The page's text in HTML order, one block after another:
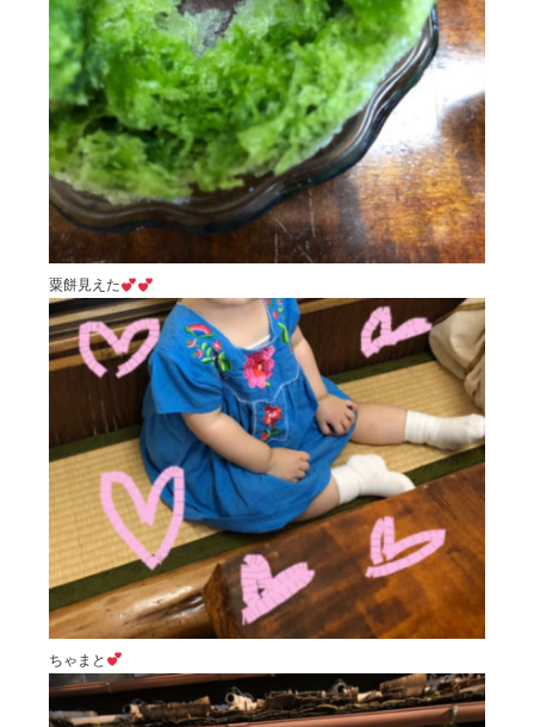
粟餅見えた
ちゃまと